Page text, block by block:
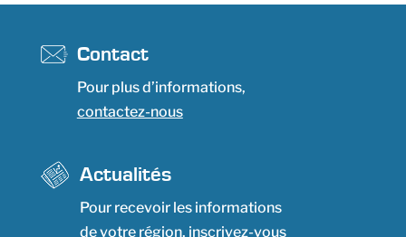
Contact
Pour plus d’informations,
contactez-nous
Actualités
Pour recevoir les informations
de votre région, inscrivez-vous